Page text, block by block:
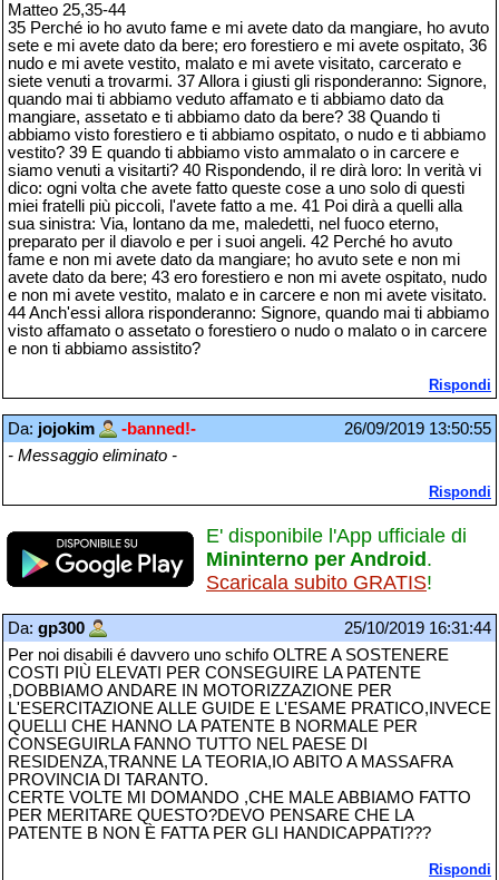
Matteo 25,35-44
35 Perché io ho avuto fame e mi avete dato da mangiare, ho avuto
sete e mi avete dato da bere; ero forestiero e mi avete ospitato, 36
nudo e mi avete vestito, malato e mi avete visitato, carcerato e
siete venuti a trovarmi. 37 Allora i giusti gli risponderanno: Signore,
quando mai ti abbiamo veduto affamato e ti abbiamo dato da
mangiare, assetato e ti abbiamo dato da bere? 38 Quando ti
abbiamo visto forestiero e ti abbiamo ospitato, o nudo e ti abbiamo
vestito? 39 E quando ti abbiamo visto ammalato o in carcere e
siamo venuti a visitarti? 40 Rispondendo, il re dirà loro: In verità vi
dico: ogni volta che avete fatto queste cose a uno solo di questi
miei fratelli più piccoli, l'avete fatto a me. 41 Poi dirà a quelli alla
sua sinistra: Via, lontano da me, maledetti, nel fuoco eterno,
preparato per il diavolo e per i suoi angeli. 42 Perché ho avuto
fame e non mi avete dato da mangiare; ho avuto sete e non mi
avete dato da bere; 43 ero forestiero e non mi avete ospitato, nudo
e non mi avete vestito, malato e in carcere e non mi avete visitato.
44 Anch'essi allora risponderanno: Signore, quando mai ti abbiamo
visto affamato o assetato o forestiero o nudo o malato o in carcere
e non ti abbiamo assistito?
Rispondi
Da: jojokim -banned!-
26/09/2019 13:50:55
- Messaggio eliminato -
Rispondi
E' disponibile l'App ufficiale di
Mininterno per Android.
Scaricala subito GRATIS!
Da: gp300
25/10/2019 16:31:44
Per noi disabili é davvero uno schifo OLTRE A SOSTENERE
COSTI PIÙ ELEVATI PER CONSEGUIRE LA PATENTE
,DOBBIAMO ANDARE IN MOTORIZZAZIONE PER
L'ESERCITAZIONE ALLE GUIDE E L'ESAME PRATICO,INVECE
QUELLI CHE HANNO LA PATENTE B NORMALE PER
CONSEGUIRLA FANNO TUTTO NEL PAESE DI
RESIDENZA,TRANNE LA TEORIA,IO ABITO A MASSAFRA
PROVINCIA DI TARANTO.
CERTE VOLTE MI DOMANDO ,CHE MALE ABBIAMO FATTO
PER MERITARE QUESTO?DEVO PENSARE CHE LA
PATENTE B NON È FATTA PER GLI HANDICAPPATI???
Rispondi